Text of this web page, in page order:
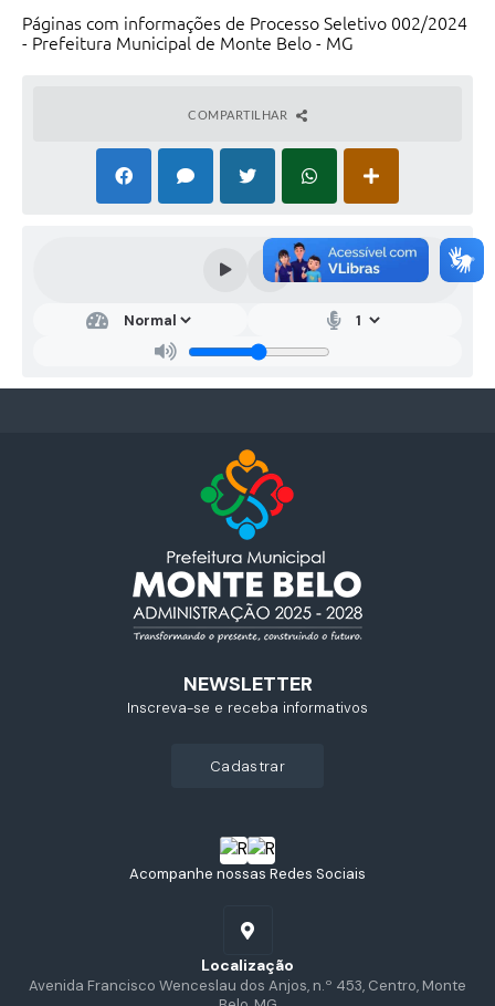
Páginas com informações de Processo Seletivo 002/2024
- Prefeitura Municipal de Monte Belo - MG
COMPARTILHAR
Acompanhe nossas Redes Sociais
Localização
Avenida Francisco Wenceslau dos Anjos, n.º 453, Centro, Monte
NEWSLETTER
Inscreva-se e receba informativos
cadastrar